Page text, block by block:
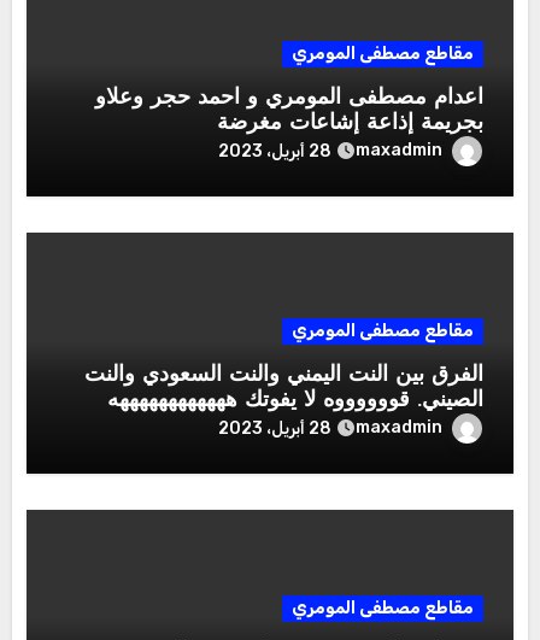
مقاطع مصطفى المومري
اعدام مصطفى المومري و احمد حجر وعلاو
بجريمة إذاعة إشاعات مغرضة
maxadmin 28 أبريل، 2023
مقاطع مصطفى المومري
الفرق بين النت اليمني والنت السعودي والنت
الصيني. قووووووه لا يفوتك ههههههههههههه
maxadmin 28 أبريل، 2023
مقاطع مصطفى المومري